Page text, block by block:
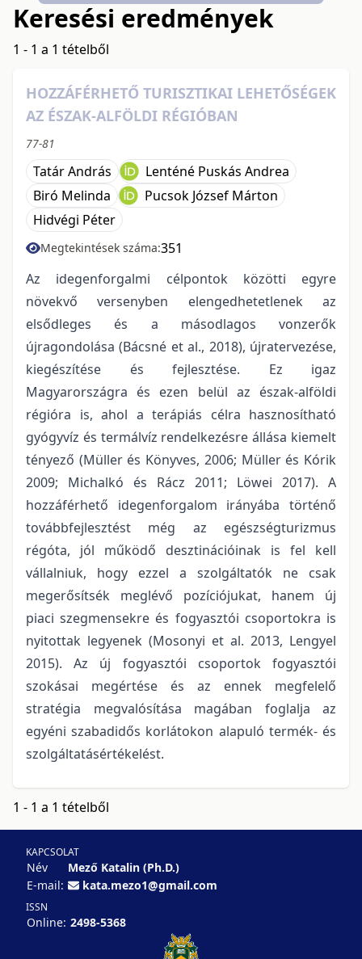
Keresési eredmények
1 - 1 a 1 tételből
HOZZÁFÉRHETŐ TURISZTIKAI LEHETŐSÉGEK
AZ ÉSZAK-ALFÖLDI RÉGIÓBAN
77-81
Tatár András
Lenténé Puskás Andrea
Biró Melinda
Pucsok József Márton
Hidvégi Péter
Megtekintések száma:351
Az idegenforgalmi célpontok közötti egyre
növekvő versenyben elengedhetetlenek az
elsődleges és a másodlagos vonzerők
újragondolása (Bácsné et al., 2018), újratervezése,
kiegészítése és fejlesztése. Ez igaz
Magyarországra és ezen belül az észak-alföldi
régióra is, ahol a terápiás célra hasznosítható
gyógyvíz és termálvíz rendelkezésre állása kiemelt
tényező (Müller és Könyves, 2006; Müller és Kórik
2009; Michalkó és Rácz 2011; Löwei 2017). A
hozzáférhető idegenforgalom irányába történő
továbbfejlesztést még az egészségturizmus
régóta, jól működő desztinációinak is fel kell
vállalniuk, hogy ezzel a szolgáltatók ne csak
megerősítsék meglévő pozíciójukat, hanem új
piaci szegmensekre és fogyasztói csoportokra is
nyitottak legyenek (Mosonyi et al. 2013, Lengyel
2015). Az új fogyasztói csoportok fogyasztói
szokásai megértése és az ennek megfelelő
stratégia megvalósítása magában foglalja az
egyéni szabadidős korlátokon alapuló termék- és
szolgáltatásértékelést.
1 - 1 a 1 tételből
KAPCSOLAT
Név
Mező Katalin (Ph.D.)
E-mail:
kata.mezo1@gmail.com
ISSN
Online: 2498-5368